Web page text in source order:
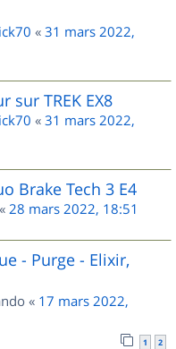
« 31 mars 2022,
sur TREK EX8
« 31 mars 2022,
Brake Tech 3 E4
« 28 mars 2022, 18:51
- Purge - Elixir,
« 17 mars 2022,
1 2